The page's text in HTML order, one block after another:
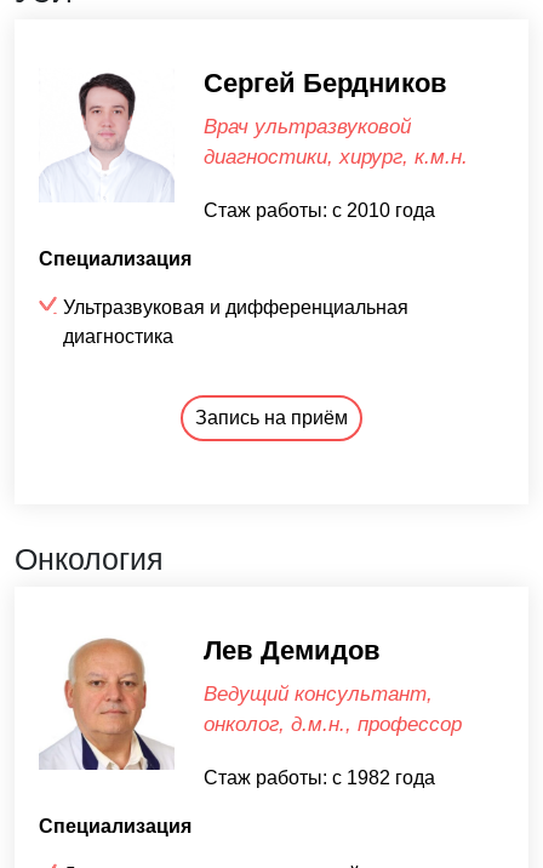
Сергей Бердников
Врач ультразвуковой
диагностики, хирург, к.м.н.
Стаж работы: с 2010 года
Специализация
Ультразвуковая и дифференциальная
диагностика
Запись на приём
Онкология
Лев Демидов
Ведущий консультант,
онколог, д.м.н., профессор
Стаж работы: с 1982 года
Специализация